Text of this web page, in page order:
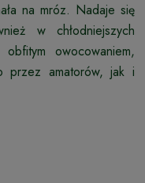
na mróz. Nadaje się
w chłodniejszych
owocowaniem,
przez amatorów, jak i